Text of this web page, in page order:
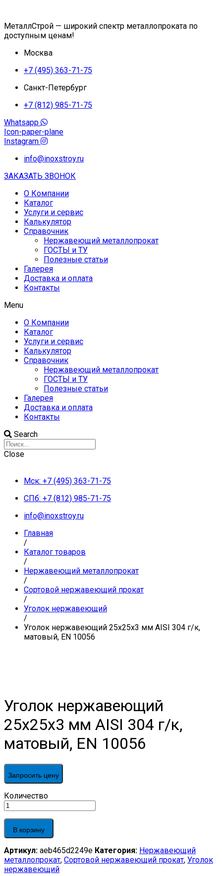
МеталлСтрой — широкий спектр металлопроката по
доступным ценам!
Москва
+7 (495) 363-71-75
Санкт-Петербург
+7 (812) 985-71-75
Whatsapp
Icon-paper-plane
Instagram
info@inoxstroy.ru
ЗАКАЗАТЬ ЗВОНОК
О Компании
Каталог
Услуги и сервис
Калькулятор
Справочник
Нержавеющий металлопрокат
ГОСТЫ и ТУ
Полезные статьи
Галерея
Доставка и оплата
Контакты
Menu
О Компании
Каталог
Услуги и сервис
Калькулятор
Справочник
Нержавеющий металлопрокат
ГОСТЫ и ТУ
Полезные статьи
Галерея
Доставка и оплата
Контакты
Search
Close
Мск: +7 (495) 363-71-75
СПб: +7 (812) 985-71-75
info@inoxstroy.ru
Главная
/
Каталог товаров
/
Нержавеющий металлопрокат
/
Сортовой нержавеющий прокат
/
Уголок нержавеющий
/
Уголок нержавеющий 25х25х3 мм AISI 304 г/к,
матовый, EN 10056
Уголок нержавеющий
25х25х3 мм AISI 304 г/к,
матовый, EN 10056
Запросить цену
Уголок
нержавеющий
25х25х3
мм
AISI
г/
к,
матовый,
Количество
В корзину
Артикул: aeb465d2249e Категория: Нержавеющий
металлопрокат, Сортовой нержавеющий прокат, Уголок
нержавеющий